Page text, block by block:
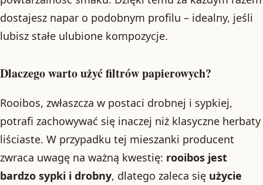
dostajesz napar o podobnym profilu – idealny, jeśli
lubisz stałe ulubione kompozycje.
Dlaczego warto użyć filtrów papierowych?
Rooibos, zwłaszcza w postaci drobnej i sypkiej,
potrafi zachowywać się inaczej niż klasyczne herbaty
liściaste. W przypadku tej mieszanki producent
zwraca uwagę na ważną kwestię: rooibos jest
bardzo sypki i drobny, dlatego zaleca się użycie